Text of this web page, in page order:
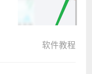
软件教程